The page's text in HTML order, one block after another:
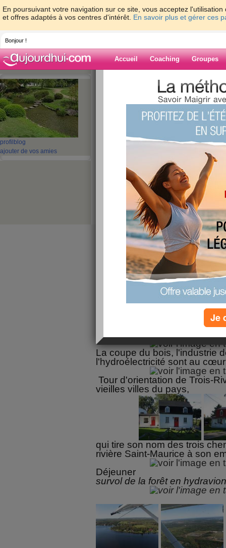
En poursuivant votre navigation sur ce site, vous acceptez
et offres adaptés à vos centres d'intérêt. En savoir plus et gérer ces
Bonjour !
Accueil Coaching Groupes
profil blog
ajouter de vos amies
> > suite de
Blog de
suite de mes
Découvrez Quintin
comme
voici la suite
de mes
Septembre
Région de Québec
Trajet vers la région
Cette région est l'une des
La coupe du bois, l'industrie
l'hydroélectricité sont au
Tour d'orientation de Trois-
vieilles villes du pays,
qui tire son nom des trois
rivière Saint-Maurice à son
Déjeuner
survol de la forêt en hydravion
Je